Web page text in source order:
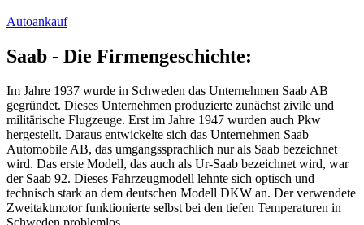
Autoankauf
Saab - Die Firmengeschichte:
Im Jahre 1937 wurde in Schweden das Unternehmen Saab AB
gegründet. Dieses Unternehmen produzierte zunächst zivile und
militärische Flugzeuge. Erst im Jahre 1947 wurden auch Pkw
hergestellt. Daraus entwickelte sich das Unternehmen Saab
Automobile AB, das umgangssprachlich nur als Saab bezeichnet
wird. Das erste Modell, das auch als Ur-Saab bezeichnet wird, war
der Saab 92. Dieses Fahrzeugmodell lehnte sich optisch und
technisch stark an dem deutschen Modell DKW an. Der verwendete
Zweitaktmotor funktionierte selbst bei den tiefen Temperaturen in
Schweden problemlos.